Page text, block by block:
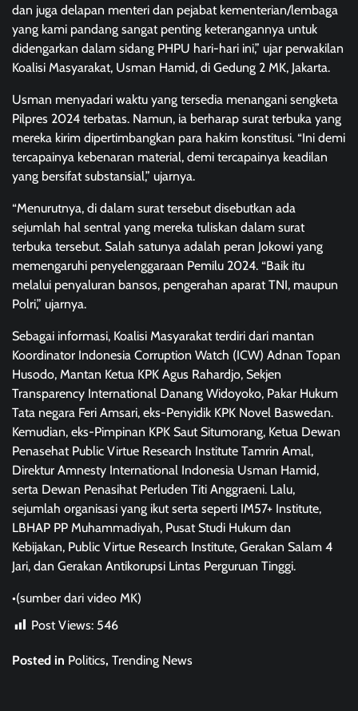
dan juga delapan menteri dan pejabat kementerian/lembaga
yang kami pandang sangat penting keterangannya untuk
didengarkan dalam sidang PHPU hari-hari ini,” ujar perwakilan
Koalisi Masyarakat, Usman Hamid, di Gedung 2 MK, Jakarta.
Usman menyadari waktu yang tersedia menangani sengketa
Pilpres 2024 terbatas. Namun, ia berharap surat terbuka yang
mereka kirim dipertimbangkan para hakim konstitusi. “Ini demi
tercapainya kebenaran material, demi tercapainya keadilan
yang bersifat substansial,” ujarnya.
“Menurutnya, di dalam surat tersebut disebutkan ada
sejumlah hal sentral yang mereka tuliskan dalam surat
terbuka tersebut. Salah satunya adalah peran Jokowi yang
memengaruhi penyelenggaraan Pemilu 2024. “Baik itu
melalui penyaluran bansos, pengerahan aparat TNI, maupun
Polri,” ujarnya.
Sebagai informasi, Koalisi Masyarakat terdiri dari mantan
Koordinator Indonesia Corruption Watch (ICW) Adnan Topan
Husodo, Mantan Ketua KPK Agus Rahardjo, Sekjen
Transparency International Danang Widoyoko, Pakar Hukum
Tata negara Feri Amsari, eks-Penyidik KPK Novel Baswedan.
Kemudian, eks-Pimpinan KPK Saut Situmorang, Ketua Dewan
Penasehat Public Virtue Research Institute Tamrin Amal,
Direktur Amnesty International Indonesia Usman Hamid,
serta Dewan Penasihat Perluden Titi Anggraeni. Lalu,
sejumlah organisasi yang ikut serta seperti IM57+ Institute,
LBHAP PP Muhammadiyah, Pusat Studi Hukum dan
Kebijakan, Public Virtue Research Institute, Gerakan Salam 4
Jari, dan Gerakan Antikorupsi Lintas Perguruan Tinggi.
•(sumber dari video MK)
Post Views: 546
Posted in Politics, Trending News